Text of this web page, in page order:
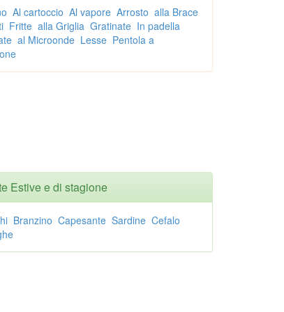
Al cartoccio Al vapore Arrosto alla Brace
Fritte alla Griglia Gratinate In padella
al Microonde Lesse Pentola a
Estive e di stagione
Branzino Capesante Sardine Cefalo